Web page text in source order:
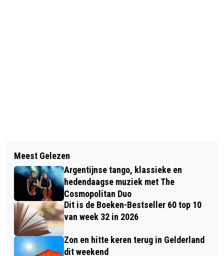
UPDATE: MEISJE VAN 17 JAAR IS
TERECHT
AANPASSINGEN DIENSTREGELING
BUSSEN IN REGIO ARNHEM/NIJMEGEN
Meest Gelezen
Argentijnse tango, klassieke en
hedendaagse muziek met The
Cosmopolitan Duo
Dit is de Boeken-Bestseller 60 top 10
van week 32 in 2026
Zon en hitte keren terug in Gelderland
dit weekend